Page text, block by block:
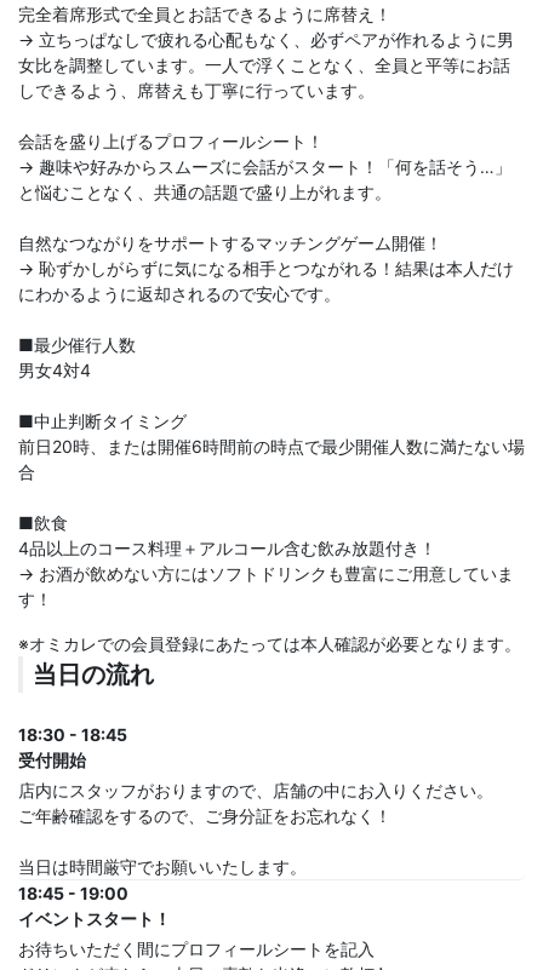
完全着席形式で全員とお話できるように席替え！
→ 立ちっぱなしで疲れる心配もなく、必ずペアが作れるように男
女比を調整しています。一人で浮くことなく、全員と平等にお話
しできるよう、席替えも丁寧に行っています。
会話を盛り上げるプロフィールシート！
→ 趣味や好みからスムーズに会話がスタート！「何を話そう…」
と悩むことなく、共通の話題で盛り上がれます。
自然なつながりをサポートするマッチングゲーム開催！
→ 恥ずかしがらずに気になる相手とつながれる！結果は本人だけ
にわかるように返却されるので安心です。
■最少催行人数
男女4対4
■中止判断タイミング
前日20時、または開催6時間前の時点で最少開催人数に満たない場
合
■飲食
4品以上のコース料理＋アルコール含む飲み放題付き！
→ お酒が飲めない方にはソフトドリンクも豊富にご用意していま
す！
※オミカレでの会員登録にあたっては本人確認が必要となります。
当日の流れ
18:30 - 18:45
受付開始
店内にスタッフがおりますので、店舗の中にお入りください。
ご年齢確認をするので、ご身分証をお忘れなく！
当日は時間厳守でお願いいたします。
18:45 - 19:00
イベントスタート！
お待ちいただく間にプロフィールシートを記入